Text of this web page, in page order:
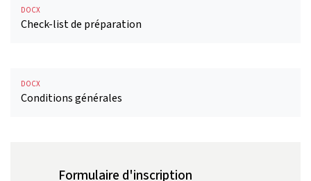
DOCX
Check-list de préparation
DOCX
Conditions générales
Formulaire d'inscription